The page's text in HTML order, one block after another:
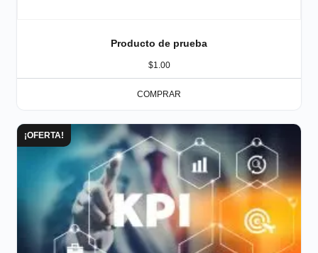
Producto de prueba
$1.00
COMPRAR
¡OFERTA!